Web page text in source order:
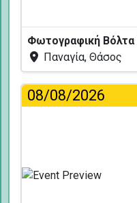
Φωτογραφική Βόλτα
Παναγία, Θάσος
08/08/2026